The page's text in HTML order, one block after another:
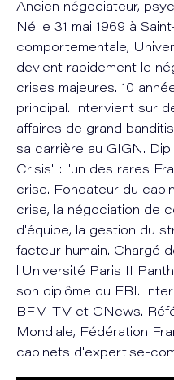
Ancien négociateur,
Né le 31 mai 1969 à
comportementale,
devient rapidement le
crises majeures. 10
principal. Intervient sur
affaires de grand
sa carrière au GIGN.
Crisis" : l'un des rares
crise. Fondateur du
crise, la négociation de
d'équipe, la gestion du
facteur humain. Chargé
l'Université Paris II
son diplôme du FBI.
BFM TV et CNews.
Mondiale, Fédération
cabinets d'expertise-